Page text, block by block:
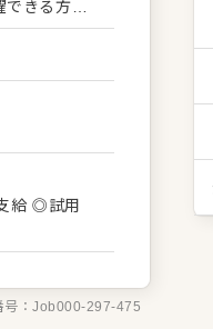
もお任せ
在を目指
を心より
ています。
、シェフ
給 ◎試用
号：Job000-297-475